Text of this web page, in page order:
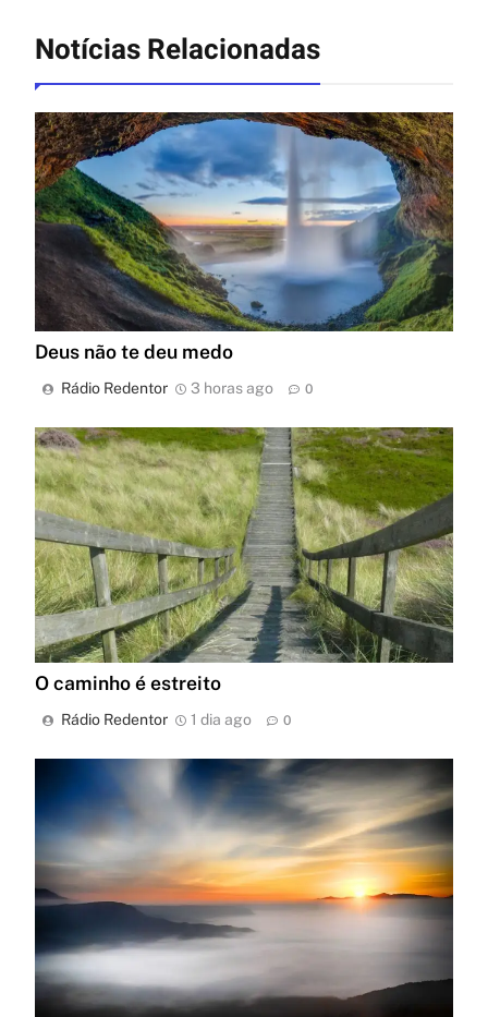
Notícias Relacionadas
Deus não te deu medo
Rádio Redentor 3 horas ago 0
O caminho é estreito
Rádio Redentor 1 dia ago 0